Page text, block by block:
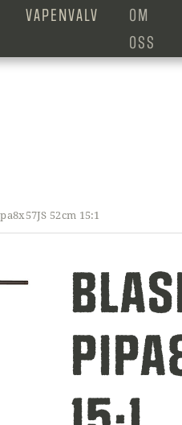
VAPENVALV
OM
OSS
52cm 15:1